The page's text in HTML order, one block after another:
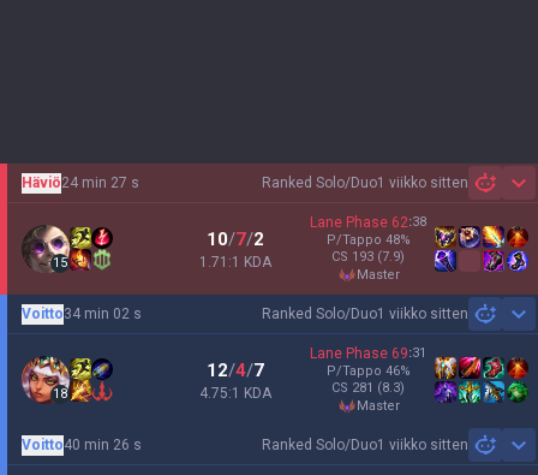
Ranked Solo/Duo1 viikko sitten
Häviö24 min 27 s
15
10/7/2
1.71:1 KDA
Lane Phase 62:38
P/Tappo 48%
CS 193 (7.9)
master
Ranked Solo/Duo1 viikko sitten
Voitto34 min 02 s
18
12/4/7
4.75:1 KDA
Lane Phase 69:31
P/Tappo 46%
CS 281 (8.3)
master
Ranked Solo/Duo1 viikko sitten
Voitto40 min 26 s